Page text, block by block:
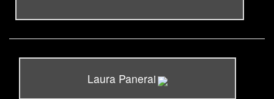
Laura Panerai